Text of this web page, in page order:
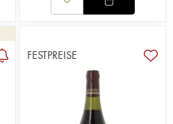
FESTPREISE